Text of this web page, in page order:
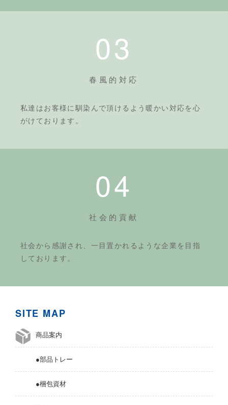
03
春風的対応
私達はお客様に馴染んで頂けるよう暖かい対応を心
がけております。
04
社会的貢献
社会から感謝され、一目置かれるような企業を目指
しております。
SITE MAP
商品案内
●部品トレー
●梱包資材